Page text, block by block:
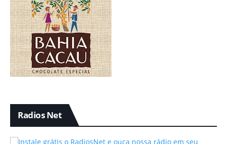
Radios Net